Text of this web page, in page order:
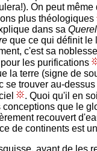
On peut même
plus théologiques
dans sa
que ce qui définit le
c'est sa
les purifications
la terre (signe de
se trouver au-
. Quoi qu'il en
conceptions que le
recouvert
de continents est
avant de les